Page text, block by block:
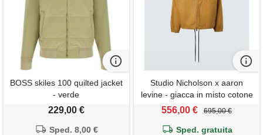
BOSS skiles 100 quilted jacket
- verde
229,00 €
Sped. 8,00 €
Studio Nicholson x aaron
levine - giacca in misto cotone
556,00 € 695,00 €
Sped. gratuita